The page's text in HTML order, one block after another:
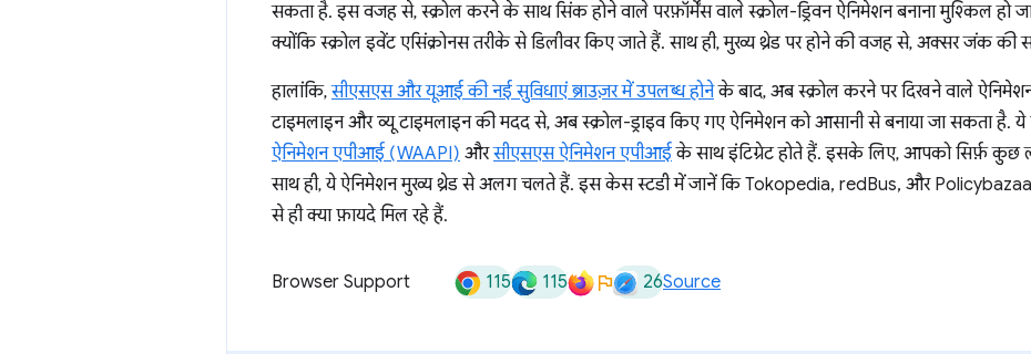
सकता है. इस वजह से, स्क्रोल करने के साथ सिंक होने वाले परफ़ॉर्मेंस वाले स्क्रोल-ड्रिवन ऐनिमेशन बनाना मुश्किल हो
क्योंकि स्क्रोल इवेंट एसिंक्रोनस तरीके से डिलीवर किए जाते हैं. साथ ही, मुख्य थ्रेड पर होने की वजह से, अक्सर जंक की
हालांकि,सीएसएस और यूआई की नई सुविधाएं ब्राउज़र में उपलब्ध होनेके बाद, अब स्क्रोल करने पर दिखने वाले
टाइमलाइन और व्यू टाइमलाइन की मदद से, अब स्क्रोल-ड्राइव किए गए ऐनिमेशन को आसानी से बनाया जा सकता है. ये
ऐनिमेशन एपीआई (WAAPI) औरसीएसएस ऐनिमेशन एपीआईके साथ इंटिग्रेट होते हैं. इसके लिए, आपको सिर्फ़ कुछ
साथ ही, ये ऐनिमेशन मुख्य थ्रेड से अलग चलते हैं. इस केस स्टडी में जानें कि Tokopedia, redBus, और
से ही क्या फ़ायदे मिल रहे हैं.
Browser Support 115 115 26Source